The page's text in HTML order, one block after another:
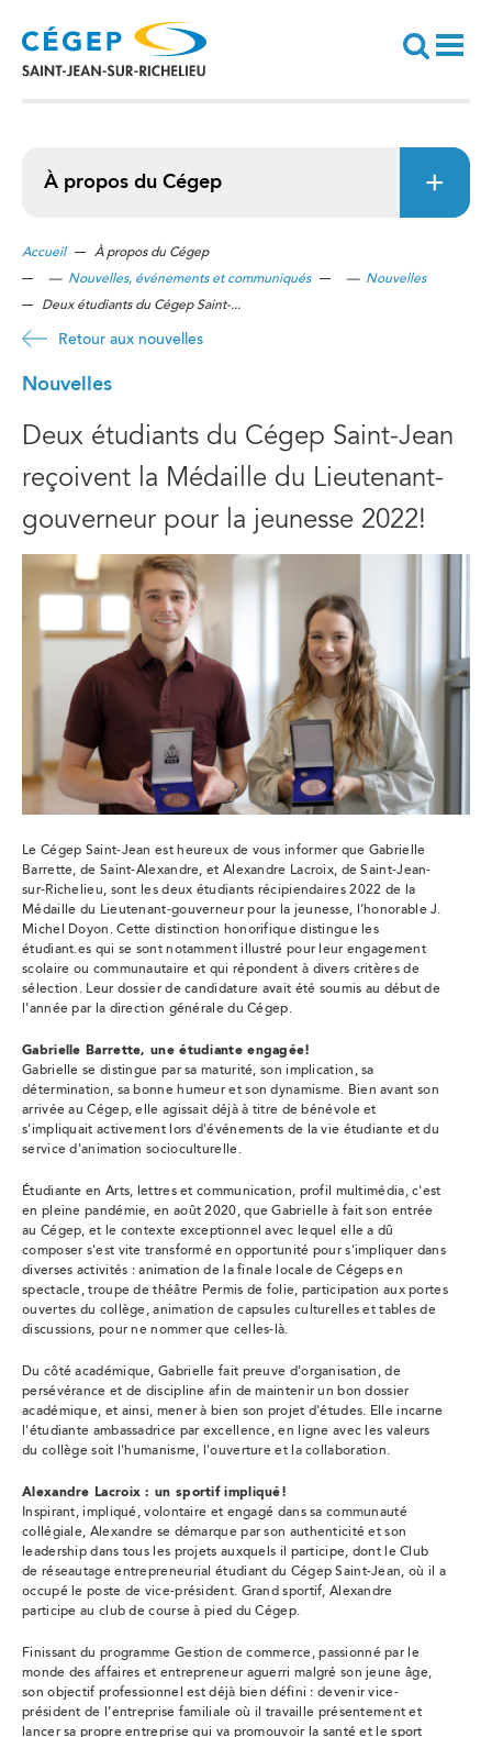
contenu
principal
Recherche
À propos du Cégep
Accueil
À propos du Cégep
— Nouvelles, événements et communiqués — Nouvelles
Deux étudiants du Cégep Saint-...
Retour aux nouvelles
Nouvelles
Deux étudiants du Cégep Saint-Jean
reçoivent la Médaille du Lieutenant-
gouverneur pour la jeunesse 2022!
Le Cégep Saint-Jean est heureux de vous informer que Gabrielle
Barrette, de Saint-Alexandre, et Alexandre Lacroix, de Saint-Jean-
sur-Richelieu, sont les deux étudiants récipiendaires 2022 de la
Médaille du Lieutenant-gouverneur pour la jeunesse, l’honorable J.
Michel Doyon. Cette distinction honorifique distingue les
étudiant.es qui se sont notamment illustré pour leur engagement
scolaire ou communautaire et qui répondent à divers critères de
sélection. Leur dossier de candidature avait été soumis au début de
l’année par la direction générale du Cégep.
Gabrielle Barrette, une étudiante engagée!
Gabrielle se distingue par sa maturité, son implication, sa
détermination, sa bonne humeur et son dynamisme. Bien avant son
arrivée au Cégep, elle agissait déjà à titre de bénévole et
s'impliquait activement lors d'événements de la vie étudiante et du
service d'animation socioculturelle.
Étudiante en Arts, lettres et communication, profil multimédia, c'est
en pleine pandémie, en août 2020, que Gabrielle à fait son entrée
au Cégep, et le contexte exceptionnel avec lequel elle a dû
composer s'est vite transformé en opportunité pour s'impliquer dans
diverses activités : animation de la finale locale de Cégeps en
spectacle, troupe de théâtre Permis de folie, participation aux portes
ouvertes du collège, animation de capsules culturelles et tables de
discussions, pour ne nommer que celles-là.
Du côté académique, Gabrielle fait preuve d'organisation, de
persévérance et de discipline afin de maintenir un bon dossier
académique, et ainsi, mener à bien son projet d'études. Elle incarne
l'étudiante ambassadrice par excellence, en ligne avec les valeurs
du collège soit l'humanisme, l'ouverture et la collaboration.
Alexandre Lacroix : un sportif impliqué!
Inspirant, impliqué, volontaire et engagé dans sa communauté
collégiale, Alexandre se démarque par son authenticité et son
leadership dans tous les projets auxquels il participe, dont le Club
de réseautage entrepreneurial étudiant du Cégep Saint-Jean, où il a
occupé le poste de vice-président. Grand sportif, Alexandre
participe au club de course à pied du Cégep.
Finissant du programme Gestion de commerce, passionné par le
monde des affaires et entrepreneur aguerri malgré son jeune âge,
son objectif professionnel est déjà bien défini : devenir vice-
président de l’entreprise familiale où il travaille présentement et
lancer sa propre entreprise qui va promouvoir la santé et le sport